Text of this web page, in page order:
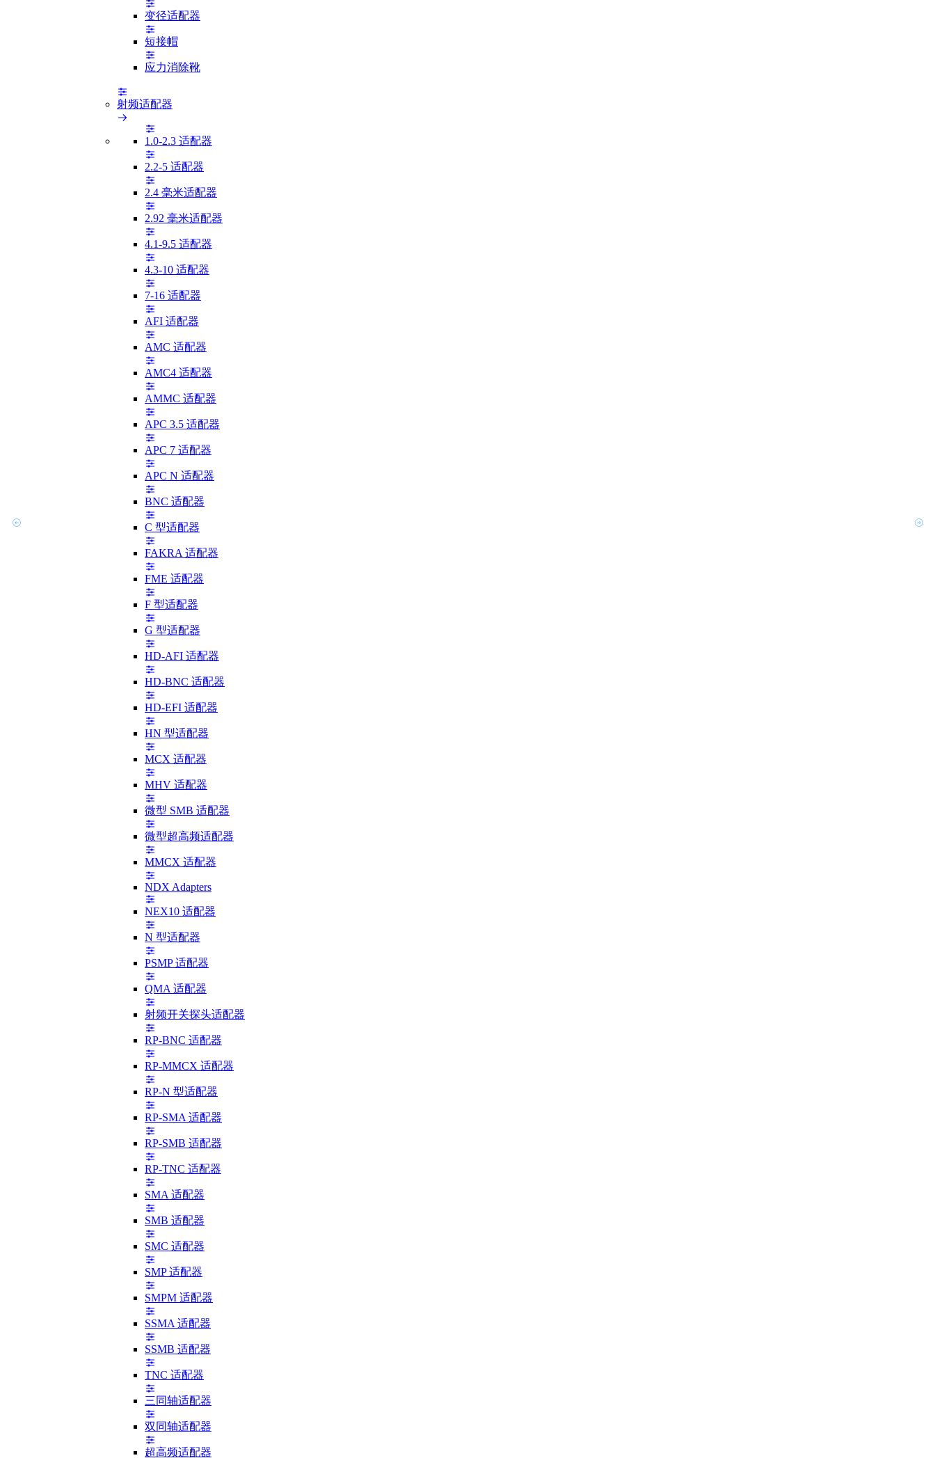
变径适配器
短接帽
应力消除靴
射频适配器
1.0-2.3 适配器
2.2-5 适配器
2.4 毫米适配器
2.92 毫米适配器
4.1-9.5 适配器
4.3-10 适配器
7-16 适配器
AFI 适配器
AMC 适配器
AMC4 适配器
AMMC 适配器
APC 3.5 适配器
APC 7 适配器
APC N 适配器
BNC 适配器
C 型适配器
FAKRA 适配器
FME 适配器
F 型适配器
G 型适配器
HD-AFI 适配器
HD-BNC 适配器
HD-EFI 适配器
HN 型适配器
MCX 适配器
MHV 适配器
微型 SMB 适配器
微型超高频适配器
MMCX 适配器
NDX Adapters
NEX10 适配器
N 型适配器
PSMP 适配器
QMA 适配器
射频开关探头适配器
RP-BNC 适配器
RP-MMCX 适配器
RP-N 型适配器
RP-SMA 适配器
RP-SMB 适配器
RP-TNC 适配器
SMA 适配器
SMB 适配器
SMC 适配器
SMP 适配器
SMPM 适配器
SSMA 适配器
SSMB 适配器
TNC 适配器
三同轴适配器
双同轴适配器
超高频适配器